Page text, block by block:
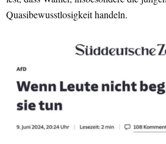
Quasibewusstlosigkeit handeln.